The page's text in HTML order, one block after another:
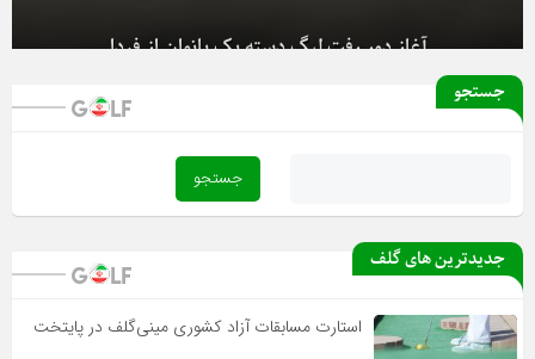
جستجو
جدیدترین های گلف
استارت مسابقات آزاد کشوری مینی‌گلف در پایتخت